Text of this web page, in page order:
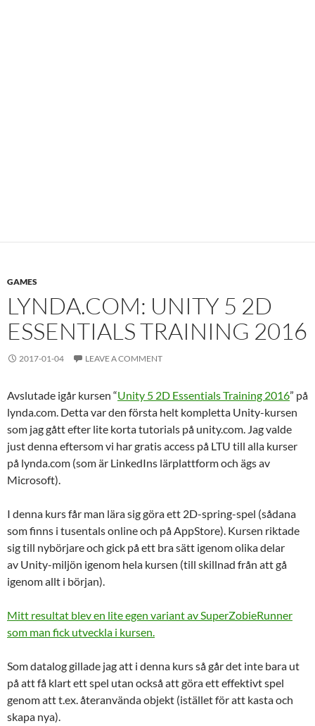
GAMES
LYNDA.COM: UNITY 5 2D
ESSENTIALS TRAINING 2016
2017-01-04 LEAVE A COMMENT
Avslutade igår kursen “Unity 5 2D Essentials Training 2016” på
lynda.com. Detta var den första helt kompletta Unity-kursen
som jag gått efter lite korta tutorials på unity.com. Jag valde
just denna eftersom vi har gratis access på LTU till alla kurser
på lynda.com (som är LinkedIns lärplattform och ägs av
Microsoft).
I denna kurs får man lära sig göra ett 2D-spring-spel (sådana
som finns i tusentals online och på AppStore). Kursen riktade
sig till nybörjare och gick på ett bra sätt igenom olika delar
av Unity-miljön igenom hela kursen (till skillnad från att gå
igenom allt i början).
Mitt resultat blev en lite egen variant av SuperZobieRunner
som man fick utveckla i kursen.
Som datalog gillade jag att i denna kurs så går det inte bara ut
på att få klart ett spel utan också att göra ett effektivt spel
genom att t.ex. återanvända objekt (istället för att kasta och
skapa nya).